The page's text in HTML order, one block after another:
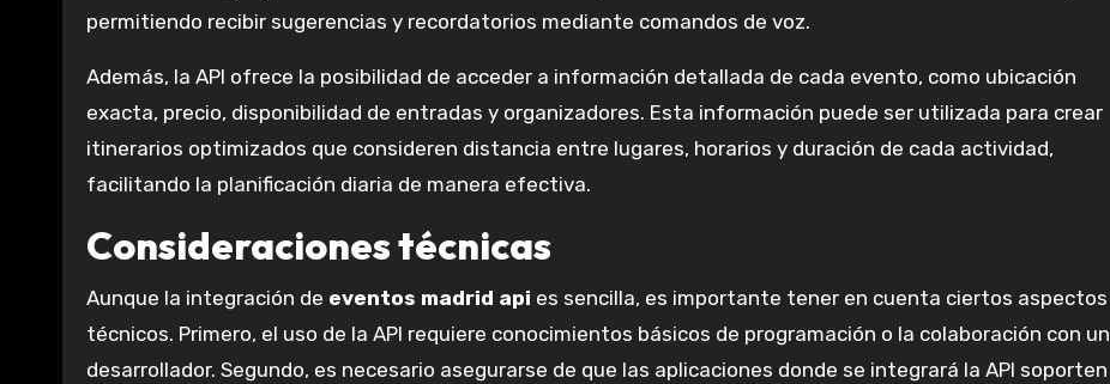
permitiendo recibir sugerencias y recordatorios mediante comandos de voz.
Además, la API ofrece la posibilidad de acceder a información detallada de cada evento, como ubicación
exacta, precio, disponibilidad de entradas y organizadores. Esta información puede ser utilizada para crear
itinerarios optimizados que consideren distancia entre lugares, horarios y duración de cada actividad,
facilitando la planificación diaria de manera efectiva.
Consideraciones técnicas
Aunque la integración de eventos madrid api es sencilla, es importante tener en cuenta ciertos aspectos
técnicos. Primero, el uso de la API requiere conocimientos básicos de programación o la colaboración con un
desarrollador. Segundo, es necesario asegurarse de que las aplicaciones donde se integrará la API soporten